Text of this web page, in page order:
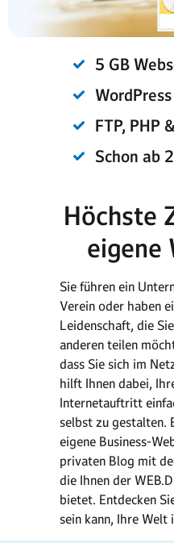
5 GB
FTP, PHP
Schon ab
Höchste
eigene
Sie führen ein
Verein oder haben
Leidenschaft, die
anderen teilen
dass Sie sich im
hilft Ihnen dabei,
Internetauftritt
selbst zu gestalten.
eigene Business-
privaten Blog mit
die Ihnen der
bietet. Entdecken
sein kann, Ihre Welt